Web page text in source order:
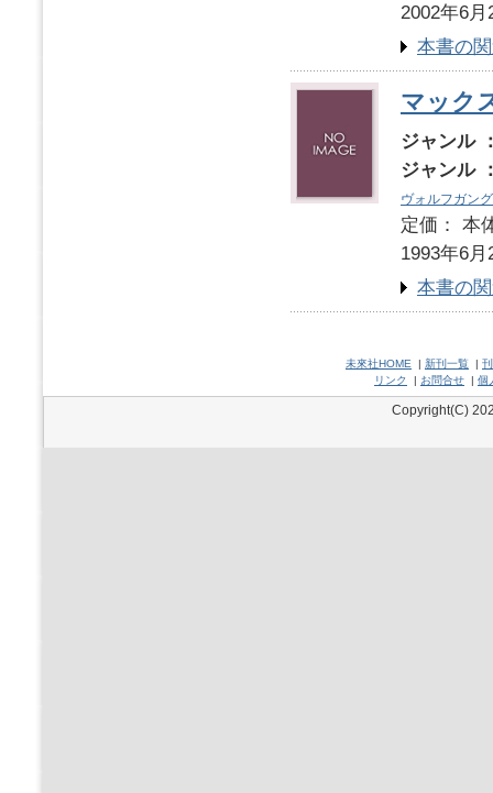
2002年6月
本書の
マック
ジャンル
ジャンル
ヴォルフガン
定価：
1993年6月
本書の
未來社HOME | 新刊一覧 |
リンク
| お問合せ | 個
Copyright(C)